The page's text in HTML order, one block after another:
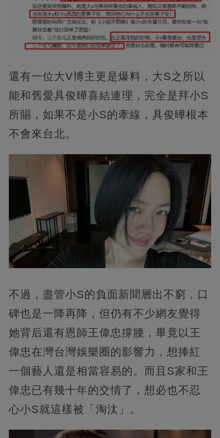
還有一位大V博主更是爆料，大S之所以
能和舊愛具俊曄喜結連理，完全是拜小S
所賜，如果不是小S的牽線，具俊曄根本
不會來台北。
不過，盡管小S的負面新聞層出不窮，口
碑也是一降再降，但仍有不少網友覺得
她背后還有恩師王偉忠撐腰，畢竟以王
偉忠在灣台灣娛樂圈的影響力，想捧紅
一個藝人還是相當容易的。而且S家和王
偉忠已有幾十年的交情了，想必也不忍
心小S就這樣被「淘汰」。